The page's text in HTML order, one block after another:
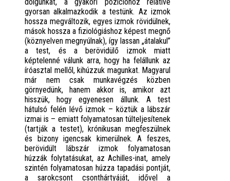
dolgunkat, a gyakori pozícióhoz relatíve
gyorsan alkalmazkodik a testünk. Az izmok
hossza megváltozik, egyes izmok rövidülnek,
mások hossza a fiziológiáshoz képest megnő
(köznyelven megnyúlnak), így lassan „átalakul”
a test, és a berövidülő izmok miatt
képtelenné válunk arra, hogy ha felállunk az
íróasztal mellől, kihúzzuk magunkat. Magyarul
már nem csak munkavégzés közben
görnyedünk, hanem akkor is, amikor azt
hisszük, hogy egyenesen állunk. A test
hátulsó felén lévő izmok – köztük a lábszár
izmai is – emiatt folyamatosan túlteljesítenek
(tartják a testet), krónikusan megfeszülnek
és bizony igencsak kimerülnek. A feszes,
berövidült lábszár izmok folyamatosan
húzzák folytatásukat, az Achilles-inat, amely
szintén folyamatosan húzza tapadási pontját,
a sarokcsont csonthártyáját, idővel a